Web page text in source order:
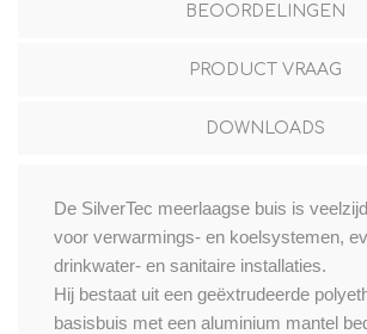
BEOORDELINGEN
PRODUCT VRAAG
DOWNLOADS
De SilverTec meerlaagse buis is
voor verwarmings- en koelsystemen,
drinkwater- en sanitaire installaties.
Hij bestaat uit een geëxtrudeerde
basisbuis met een aluminium mantel